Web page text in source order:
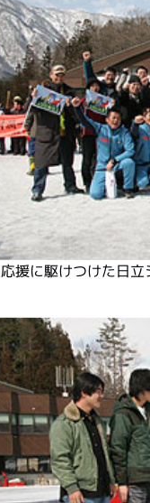
応援に駆けつけた日